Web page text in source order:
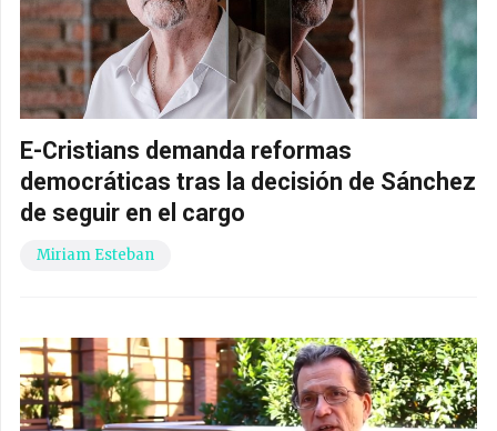
E-Cristians demanda reformas
democráticas tras la decisión de Sánchez
de seguir en el cargo
Miriam Esteban